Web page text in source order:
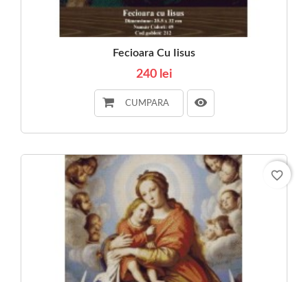
Fecioara Cu Iisus
240 lei
CUMPARA
favorite_border